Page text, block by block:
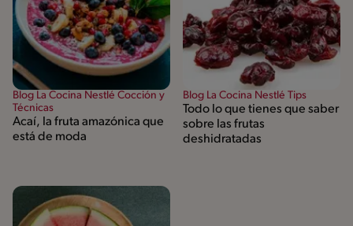
Blog La Cocina Nestlé Cocción y
Técnicas
Acaí, la fruta amazónica que
está de moda
Blog La Cocina Nestlé Tips
Todo lo que tienes que saber
sobre las frutas
deshidratadas